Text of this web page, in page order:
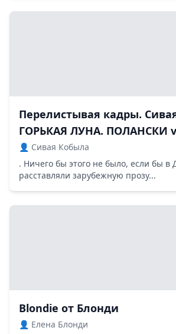
Перелистывая кадры.
ГОРЬКАЯ ЛУНА. ПОЛАНСКИ
👤 Сивая Кобыла
. Ничего бы этого не было, если бы в
расставляли зарубежную прозу...
Blondie от Блонди
👤 Елена Блонди